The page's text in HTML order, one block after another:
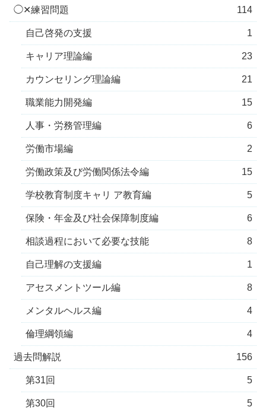
◯✕練習問題 114
自己啓発の支援 1
キャリア理論編 23
カウンセリング理論編 21
職業能力開発編 15
人事・労務管理編 6
労働市場編 2
労働政策及び労働関係法令編 15
学校教育制度キャリ ア教育編 5
保険・年金及び社会保障制度編 6
相談過程において必要な技能 8
自己理解の支援編 1
アセスメントツール編 8
メンタルヘルス編 4
倫理綱領編 4
過去問解説 156
第31回 5
第30回 5